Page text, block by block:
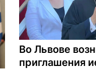
Во Львове
приглашения